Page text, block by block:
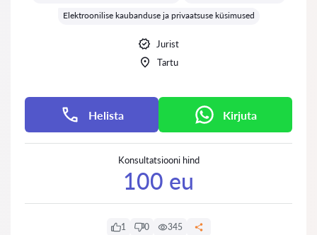
Elektroonilise kaubanduse ja privaatsuse küsimused
Jurist
Tartu
Helista Kirjuta
Konsultatsiooni hind
100 eu
1 0 345